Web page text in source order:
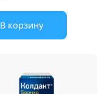
В корзину